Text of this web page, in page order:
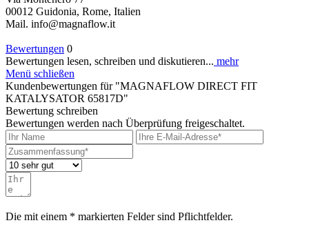
00012 Guidonia, Rome, Italien
Mail. info@magnaflow.it
Bewertungen 0
Bewertungen lesen, schreiben und diskutieren... mehr
Menü schließen
Kundenbewertungen für "MAGNAFLOW DIRECT FIT
KATALYSATOR 65817D"
Bewertung schreiben
Bewertungen werden nach Überprüfung freigeschaltet.
Die mit einem * markierten Felder sind Pflichtfelder.